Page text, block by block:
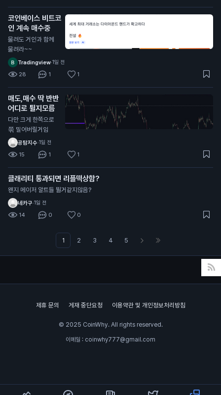
코인베이스 비트코
인 계속 매수중
물려도 거인과 함께
물려라~~
Tradingview·1일 전
28 1 1
매도,매수 딱 반반
어디로 튈지모름
다만 크게 한쪽으로
쭊 밀어버릴거임
공탐지수·1일 전
15 1 1
클래리티 통과되면 리플떡상함?
왠지 메이저 알트들 뛸거같지않음?
네카구·1일 전
14 0 0
1 2 3 4 5
제휴 문의 게재 중단요청 이용약관 및 개인정보처리방침
© 2025 CoinWhy. All rights reserved.
이메일 : coinwhy777@gmail.com